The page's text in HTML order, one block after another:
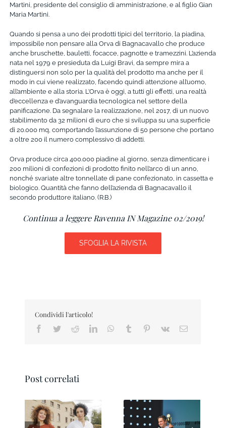
Martini, presidente del consiglio di amministrazione, e al figlio Gian
Maria Martini.
Quando si pensa a uno dei prodotti tipici del territorio, la piadina,
impossibile non pensare alla Orva di Bagnacavallo che produce
anche bruschette, bauletti, focacce, pagnotte e tramezzini. L’azienda
nata nel 1979 e presieduta da Luigi Bravi, da sempre mira a
distinguersi non solo per la qualità del prodotto ma anche per il
modo in cui viene realizzato, facendo quindi attenzione all’uomo,
all’ambiente e alla storia. L’Orva è oggi, a tutti gli effetti, una realtà
d’eccellenza e d’avanguardia tecnologica nel settore della
panificazione. Da segnalare la realizzazione, nel 2017, di un nuovo
stabilimento da 32 milioni di euro che si sviluppa su una superficie
di 20.000 mq, comportando l’assunzione di 50 persone che portano
a oltre 200 il numero complessivo di addetti.
Orva produce circa 400.000 piadine al giorno, senza dimenticare i
200 milioni di confezioni di prodotto finito nell’arco di un anno,
nonché svariate altre tonnellate di pane confezionato, in cassetta e
biologico. Quantità che fanno dell’azienda di Bagnacavallo il
secondo produttore italiano. (R.B.)
Continua a leggere Ravenna IN Magazine 02/2019!
SFOGLIA LA RIVISTA
Condividi l'articolo!
Facebook
TwitterRedditLinkedInWhatsApp
Tumblr Pinterest
Vk Email
Post correlati